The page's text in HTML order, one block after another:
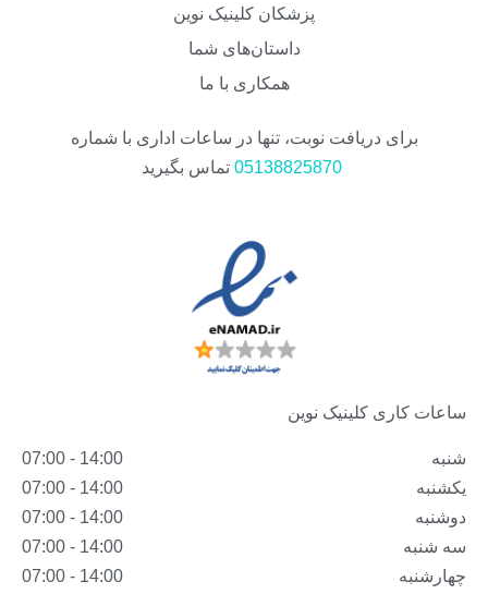
پزشکان کلینیک نوین
داستان‌های شما
همکاری با ما
برای دریافت نوبت، تنها در ساعات اداری با شماره
05138825870 تماس بگیرید
ساعات کاری کلینیک نوین
شنبه
14:00 - 07:00
یکشنبه
14:00 - 07:00
دوشنبه
14:00 - 07:00
سه شنبه
14:00 - 07:00
چهارشنبه
14:00 - 07:00